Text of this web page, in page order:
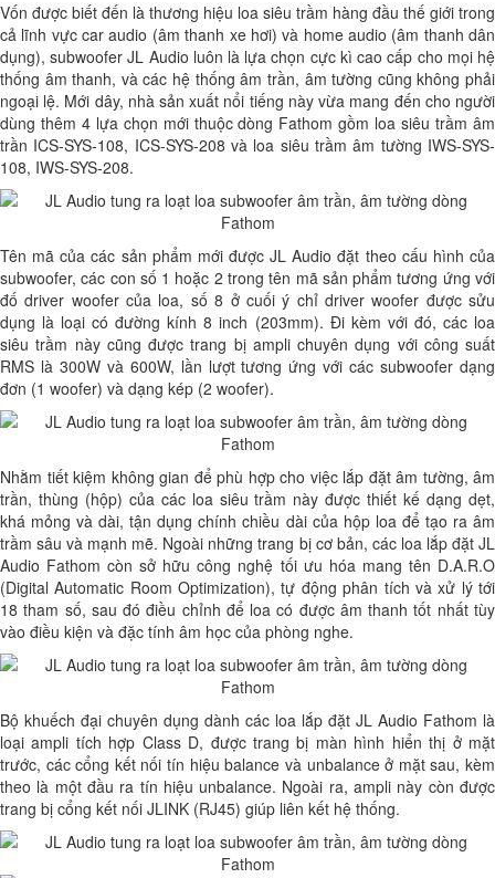
Vốn được biết đến là thương hiệu loa siêu trầm hàng đầu thế giới trong
cả lĩnh vực car audio (âm thanh xe hơi) và home audio (âm thanh dân
dụng), subwoofer JL Audio luôn là lựa chọn cực kì cao cấp cho mọi hệ
thống âm thanh, và các hệ thống âm trần, âm tường cũng không phải
ngoại lệ. Mới dây, nhà sản xuất nổi tiếng này vừa mang đến cho người
dùng thêm 4 lựa chọn mới thuộc dòng Fathom gồm loa siêu trầm âm
trần ICS-SYS-108, ICS-SYS-208 và loa siêu trầm âm tường IWS-SYS-
108, IWS-SYS-208.
Tên mã của các sản phẩm mới được JL Audio đặt theo cấu hình của
subwoofer, các con số 1 hoặc 2 trong tên mã sản phẩm tương ứng với
đố driver woofer của loa, số 8 ở cuối ý chỉ driver woofer được sửu
dụng là loại có đường kính 8 inch (203mm). Đi kèm với đó, các loa
siêu trầm này cũng được trang bị ampli chuyên dụng với công suất
RMS là 300W và 600W, lần lượt tương ứng với các subwoofer dạng
đơn (1 woofer) và dạng kép (2 woofer).
Nhằm tiết kiệm không gian để phù hợp cho việc lắp đặt âm tường, âm
trần, thùng (hộp) của các loa siêu trầm này được thiết kế dạng dẹt,
khá mỏng và dài, tận dụng chính chiều dài của hộp loa để tạo ra âm
trầm sâu và mạnh mẽ. Ngoài những trang bị cơ bản, các loa lắp đặt JL
Audio Fathom còn sở hữu công nghệ tối ưu hóa mang tên D.A.R.O
(Digital Automatic Room Optimization), tự động phân tích và xử lý tới
18 tham số, sau đó điều chỉnh để loa có được âm thanh tốt nhất tùy
vào điều kiện và đặc tính âm học của phòng nghe.
Bộ khuếch đại chuyên dụng dành các loa lắp đặt JL Audio Fathom là
loại ampli tích hợp Class D, được trang bị màn hình hiển thị ở mặt
trước, các cổng kết nối tín hiệu balance và unbalance ở mặt sau, kèm
theo là một đầu ra tín hiệu unbalance. Ngoài ra, ampli này còn được
trang bị cổng kết nối JLINK (RJ45) giúp liên kết hệ thống.